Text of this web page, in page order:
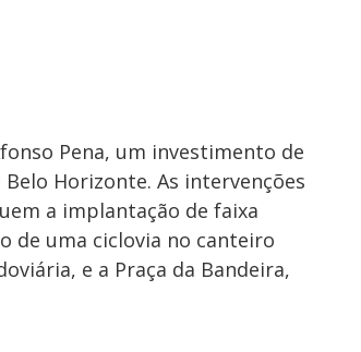
Pena, um investimento de
Belo Horizonte. As intervenções
a implantação de faixa
de uma ciclovia no canteiro
e a Praça da Bandeira,